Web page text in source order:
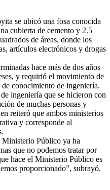
se ubicó una fosa conocida
cubierta de cemento y 2.5
de áreas, donde los
artículos electrónicos y drogas
hace más de dos años
y requirió el movimiento de
conocimiento de ingeniería.
ingeniería que se hicieron con
de muchas personas y
reiteró que ambos ministerios
y corresponde al
Ministerio Público ya ha
que no podemos tratar por
hace el Ministerio Público es
proporcionado”, subrayó.